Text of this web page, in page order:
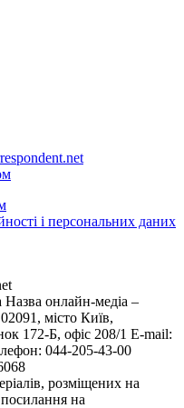
і персональних даних
Назва онлайн-медіа –
місто Київ,
Б, офіс 208/1 E-mail:
044-205-43-00
розміщених на
посилання на